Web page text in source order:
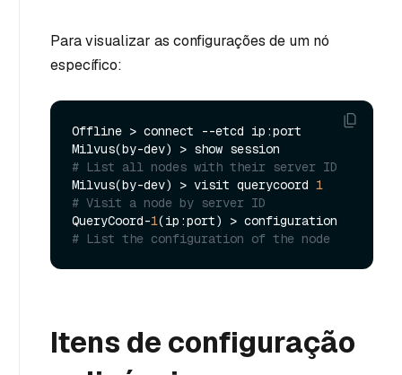
Para visualizar as configurações de um nó
específico:
Offline > connect --etcd ip:port
# List all nodes with their server ID
Milvus(by-dev) > visit querycoord 1
# Visit a node by server ID
QueryCoord-1
# List the configuration of the node
Itens de configuração